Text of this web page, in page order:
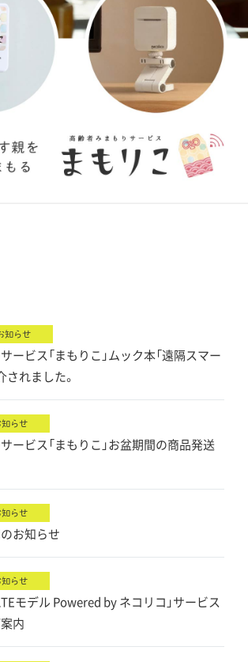
知らせ
ービス「まもりこ」ムック本「遠隔スマー
されました。
知らせ
ービス「まもりこ」お盆期間の商品発送
知らせ
お知らせ
知らせ
モデル Powered by ネコリコ」サービス
内